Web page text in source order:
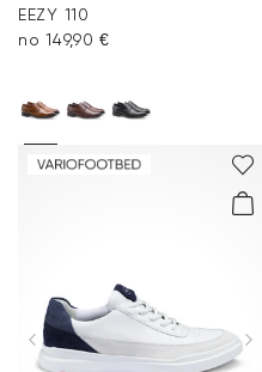
EEZY 110
no 149,90 €